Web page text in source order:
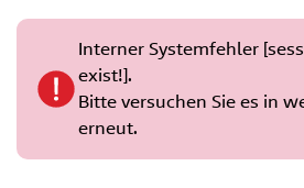
Interner Systemfehler
exist!].
Bitte versuchen Sie es in
erneut.